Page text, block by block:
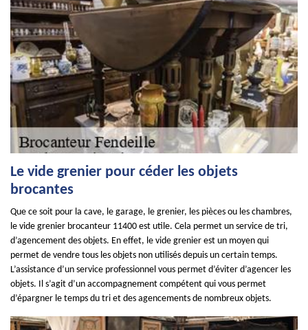
Le vide grenier pour céder les objets
brocantes
Que ce soit pour la cave, le garage, le grenier, les pièces ou les chambres,
le vide grenier brocanteur 11400 est utile. Cela permet un service de tri,
d’agencement des objets. En effet, le vide grenier est un moyen qui
permet de vendre tous les objets non utilisés depuis un certain temps.
L’assistance d’un service professionnel vous permet d’éviter d’agencer les
objets. Il s’agit d’un accompagnement compétent qui vous permet
d’épargner le temps du tri et des agencements de nombreux objets.